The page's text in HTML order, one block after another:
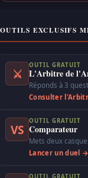
OUTILS EXCLUSIFS
⚔
OUTIL GRATUIT
L'Arbitre de
Réponds à 3
Consulter
VS
OUTIL GRATUIT
Comparateur
Mets deux
Lancer un duel →